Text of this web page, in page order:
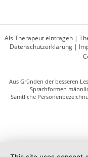
Als Therapeut eintragen |
Datenschutzerklärung|
Aus Gründen der besseren
Sprachformen
Sämtliche